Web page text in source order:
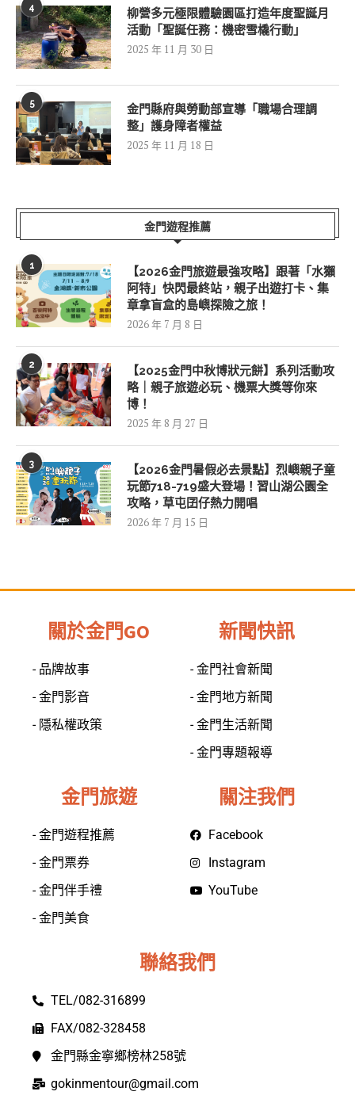
4
柳營多元極限體驗園區打造年度聖誕月
活動「聖誕任務：機密雪橇行動」
2025 年 11 月 30 日
5
金門縣府與勞動部宣導「職場合理調
整」護身障者權益
2025 年 11 月 18 日
金門遊程推薦
1
【2026金門旅遊最強攻略】跟著「水獺
阿特」快閃最終站，親子出遊打卡、集
章拿盲盒的島嶼探險之旅！
2026 年 7 月 8 日
2
【2025金門中秋博狀元餅】系列活動攻
略｜親子旅遊必玩、機票大獎等你來
博！
2025 年 8 月 27 日
3
【2026金門暑假必去景點】烈嶼親子童
玩節718-719盛大登場！習山湖公園全
攻略，草屯囝仔熱力開唱
2026 年 7 月 15 日
關於金門GO
- 品牌故事
- 金門影音
- 隱私權政策
新聞快訊
- 金門社會新聞
- 金門地方新聞
- 金門生活新聞
- 金門專題報導
金門旅遊
- 金門遊程推薦
- 金門票券
- 金門伴手禮
- 金門美食
關注我們
Facebook
Instagram
YouTube
聯絡我們
TEL/082-316899
FAX/082-328458
金門縣金寧鄉榜林258號
gokinmentour@gmail.com